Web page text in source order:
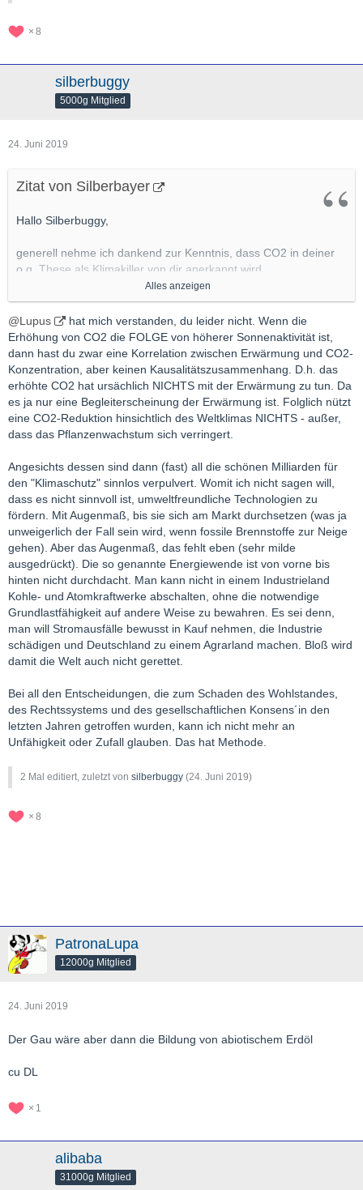
8
silberbuggy
5000g Mitglied
24. Juni 2019
Zitat von Silberbayer
Hallo Silberbuggy,
generell nehme ich dankend zur Kenntnis, dass CO2 in deiner
o.g. These als Klimakiller von dir anerkannt wird.
Inwieweit eine zunehmende Sonnenaktivität eine Zunahme der
CO2 Anteile in der Atmosphäre bewirkt oder die jahrzehntelange
exponentiell gestiegene Freisetzung von CO2 durch die
Verbrennung fossiler Brennstoffe von Menschenhand hier
kausal für die Erderwärmung maßgeblich ist, kann dir keiner
100%-ig beantworten.
.....
Gruß
SIlberbayer
Alles anzeigen
@Lupus
hat mich verstanden, du leider nicht. Wenn die
Erhöhung von CO2 die FOLGE von höherer Sonnenaktivität ist,
dann hast du zwar eine Korrelation zwischen Erwärmung und CO2-
Konzentration, aber keinen Kausalitätszusammenhang. D.h. das
erhöhte CO2 hat ursächlich NICHTS mit der Erwärmung zu tun. Da
es ja nur eine Begleiterscheinung der Erwärmung ist. Folglich nützt
eine CO2-Reduktion hinsichtlich des Weltklimas NICHTS - außer,
dass das Pflanzenwachstum sich verringert.
Angesichts dessen sind dann (fast) all die schönen Milliarden für
den "Klimaschutz" sinnlos verpulvert. Womit ich nicht sagen will,
dass es nicht sinnvoll ist, umweltfreundliche Technologien zu
fördern. Mit Augenmaß, bis sie sich am Markt durchsetzen (was ja
unweigerlich der Fall sein wird, wenn fossile Brennstoffe zur Neige
gehen). Aber das Augenmaß, das fehlt eben (sehr milde
ausgedrückt). Die so genannte Energiewende ist von vorne bis
hinten nicht durchdacht. Man kann nicht in einem Industrieland
Kohle- und Atomkraftwerke abschalten, ohne die notwendige
Grundlastfähigkeit auf andere Weise zu bewahren. Es sei denn,
man will Stromausfälle bewusst in Kauf nehmen, die Industrie
schädigen und Deutschland zu einem Agrarland machen. Bloß wird
damit die Welt auch nicht gerettet.
Bei all den Entscheidungen, die zum Schaden des Wohlstandes,
des Rechtssystems und des gesellschaftlichen Konsens´in den
letzten Jahren getroffen wurden, kann ich nicht mehr an
Unfähigkeit oder Zufall glauben. Das hat Methode.
2 Mal editiert, zuletzt von silberbuggy (24. Juni 2019)
8
PatronaLupa
12000g Mitglied
24. Juni 2019
Der Gau wäre aber dann die Bildung von abiotischem Erdöl
cu DL
1
alibaba
31000g Mitglied